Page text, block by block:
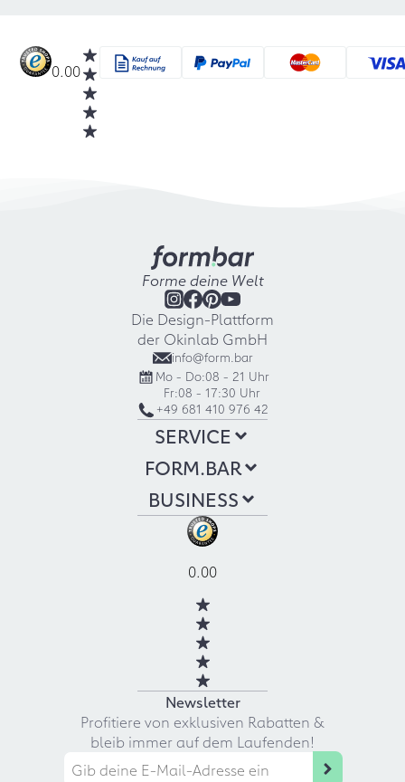
0.00
Forme deine Welt
Die Design-Plattform
der Okinlab GmbH
info@form.bar
Mo - Do:08 - 21 Uhr
Fr:08 - 17:30 Uhr
+49 681 410 976 42
SERVICE
FORM.BAR
BUSINESS
0.00
Newsletter
Profitiere von exklusiven Rabatten &
bleib immer auf dem Laufenden!